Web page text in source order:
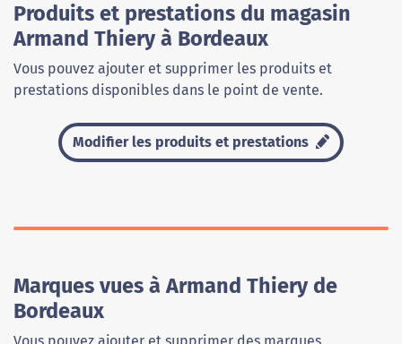
Produits et prestations du magasin
Armand Thiery à Bordeaux
Vous pouvez ajouter et supprimer les produits et
prestations disponibles dans le point de vente.
Modifier les produits et prestations
Marques vues à Armand Thiery de
Bordeaux